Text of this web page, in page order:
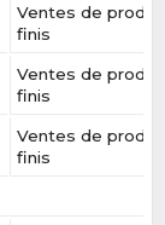
Ventes de
finis
Ventes de
finis
Ventes de
finis